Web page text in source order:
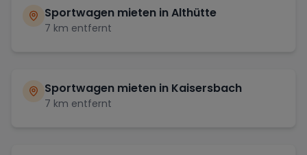
Sportwagen mieten inAlthütte
7 km entfernt
Sportwagen mieten in Kaisersbach
7 km entfernt